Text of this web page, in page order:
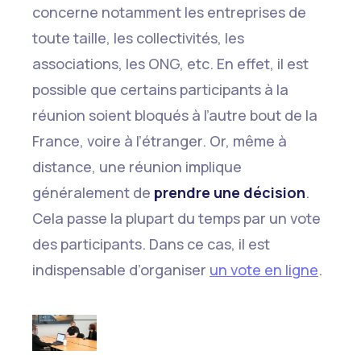
concerne notamment les entreprises de
toute taille, les collectivités, les
associations, les ONG, etc. En effet, il est
possible que certains participants à la
réunion soient bloqués à l’autre bout de la
France, voire à l’étranger. Or, même à
distance, une réunion implique
généralement de prendre une décision.
Cela passe la plupart du temps par un vote
des participants. Dans ce cas, il est
indispensable d’organiser un vote en ligne.